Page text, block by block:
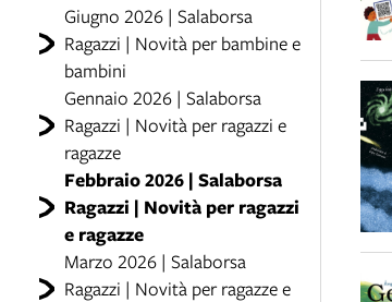
Giugno 2026 | Salaborsa
Ragazzi | Novità per bambine e
bambini
Gennaio 2026 | Salaborsa
Ragazzi | Novità per ragazzi e
ragazze
Febbraio 2026 | Salaborsa
Ragazzi | Novità per ragazzi
e ragazze
Marzo 2026 | Salaborsa
Ragazzi | Novità per ragazze e